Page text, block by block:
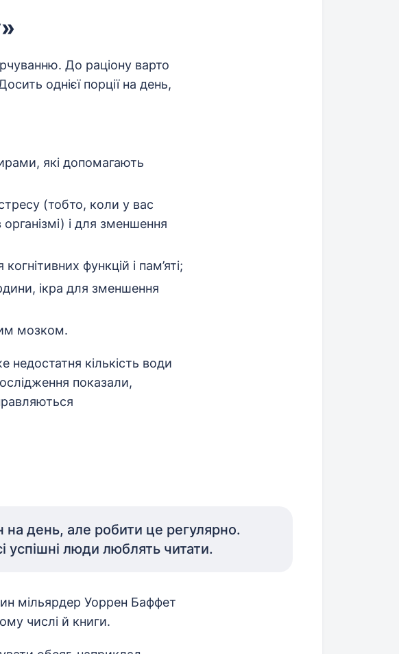
До раціону варто
однієї порції на день,
які допомагають
(тобто, коли у вас
і для зменшення
функцій і пам’яті;
ікра для зменшення
мозком.
кількість води
показали,
на день, але робити це регулярно.
успішні люди люблять читати.
мільярдер Уоррен Баффет
числі й книги.